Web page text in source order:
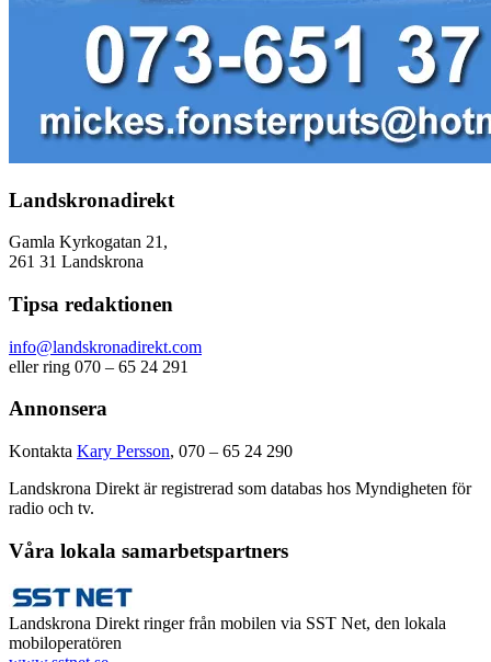
Landskronadirekt
Gamla Kyrkogatan 21,
261 31 Landskrona
Tipsa redaktionen
info@landskronadirekt.com
eller ring 070 – 65 24 291
Annonsera
Kontakta Kary Persson, 070 – 65 24 290
Landskrona Direkt är registrerad som databas hos Myndigheten för
radio och tv.
Våra lokala samarbetspartners
Landskrona Direkt ringer från mobilen via SST Net, den lokala
mobiloperatören